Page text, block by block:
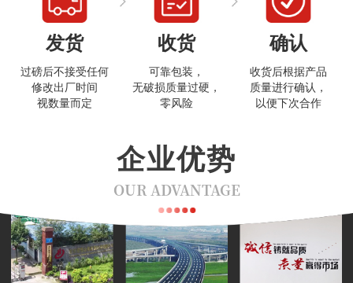
发货
过磅后不接受任何
修改出厂时间
视数量而定
收货
可靠包装，
无破损质量过硬，
零风险
确认
收货后根据产品
质量进行确认，
以便下次合作
企业优势
OUR ADVANTAGE
打开微信